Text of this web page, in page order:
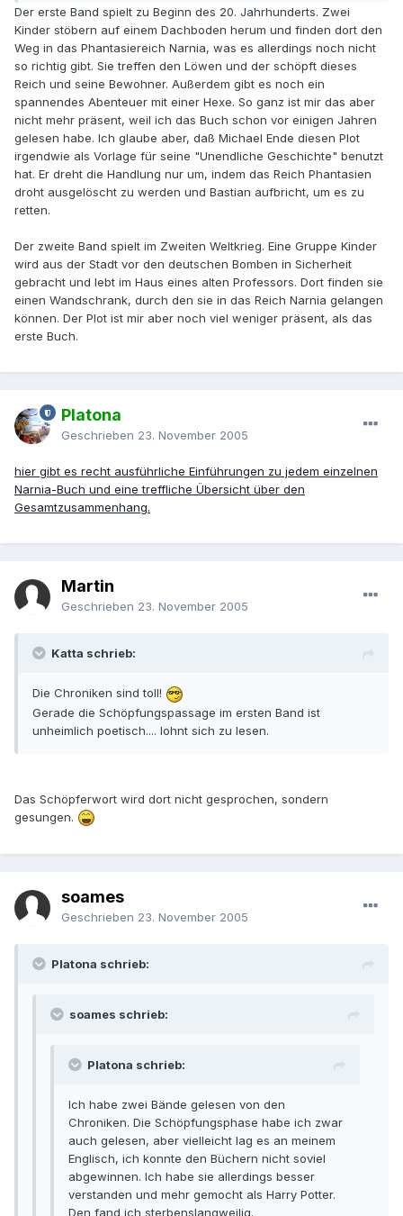
Der erste Band spielt zu Beginn des 20. Jahrhunderts. Zwei
Kinder stöbern auf einem Dachboden herum und finden dort den
Weg in das Phantasiereich Narnia, was es allerdings noch nicht
so richtig gibt. Sie treffen den Löwen und der schöpft dieses
Reich und seine Bewohner. Außerdem gibt es noch ein
spannendes Abenteuer mit einer Hexe. So ganz ist mir das aber
nicht mehr präsent, weil ich das Buch schon vor einigen Jahren
gelesen habe. Ich glaube aber, daß Michael Ende diesen Plot
irgendwie als Vorlage für seine "Unendliche Geschichte" benutzt
hat. Er dreht die Handlung nur um, indem das Reich Phantasien
droht ausgelöscht zu werden und Bastian aufbricht, um es zu
retten.
Der zweite Band spielt im Zweiten Weltkrieg. Eine Gruppe Kinder
wird aus der Stadt vor den deutschen Bomben in Sicherheit
gebracht und lebt im Haus eines alten Professors. Dort finden sie
einen Wandschrank, durch den sie in das Reich Narnia gelangen
können. Der Plot ist mir aber noch viel weniger präsent, als das
erste Buch.
Platona
Geschrieben 23. November 2005
hier gibt es recht ausführliche Einführungen zu jedem einzelnen
Narnia-Buch und eine treffliche Übersicht über den
Gesamtzusammenhang.
Martin
Geschrieben 23. November 2005
Katta schrieb:
Die Chroniken sind toll!
Gerade die Schöpfungspassage im ersten Band ist
unheimlich poetisch.... lohnt sich zu lesen.
Das Schöpferwort wird dort nicht gesprochen, sondern
gesungen.
soames
Geschrieben 23. November 2005
Platona schrieb:
soames schrieb:
Platona schrieb:
Ich habe zwei Bände gelesen von den
Chroniken. Die Schöpfungsphase habe ich zwar
auch gelesen, aber vielleicht lag es an meinem
Englisch, ich konnte den Büchern nicht soviel
abgewinnen. Ich habe sie allerdings besser
verstanden und mehr gemocht als Harry Potter.
Den fand ich sterbenslangweilig.